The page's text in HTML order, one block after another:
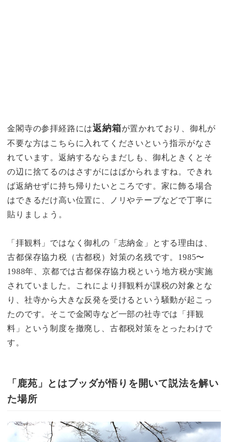
金閣寺の参拝経路には返納箱が置かれており、御札が
不要な方はこちらに入れてくださいという指示がなさ
れています。返納するならまだしも、御札ときくとそ
の辺に捨てるのはさすがにはばかられますね。できれ
ば返納せずに持ち帰りたいところです。家に飾る場合
はできるだけ高い位置に、ノリやテープなどで丁寧に
貼りましょう。
「拝観料」ではなく御札の「志納金」とする理由は、
古都保存協力税（古都税）対策の名残です。1985〜
1988年、京都では古都保存協力税という地方税が実施
されていました。これにより拝観料が課税の対象とな
り、社寺から大きな反発を受けるという騒動が起こっ
たのです。そこで金閣寺など一部の社寺では「拝観
料」という制度を撤廃し、古都税対策をとったわけで
す。
「鹿苑」とはブッダが悟りを開いて説法を解い
た場所